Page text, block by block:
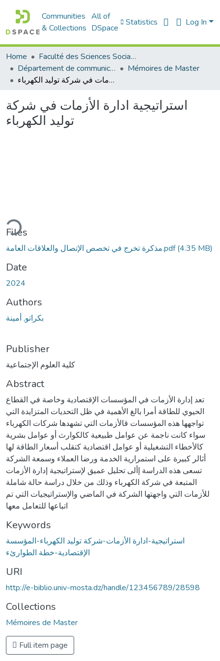
Communities
& Collections
All of
DSpace
Statistics Log In
Home
Faculté des Sciences Sociales
Département de communication
Mémoires de Master
استراتيجية ادارة الأزمات في شركة توليد الكهرباء
استراتيجية ادارة الأزمات في شركة
توليد الكهرباء
Files
مذكرة تخرج في تخصص الإتصال والعلاقات العامة.pdf(4.35 MB)
Date
2024
Authors
بكراتو, أمينة
Publisher
كلية العلوم الإجتماعية
Abstract
تعد إدارة الأزمات في المؤسسات الإقتصادية وخاصة في القطاع
الحيوي للطاقة أمرا بالغ الأهمية في ظل التحديات المتزايدة التي
تواجهها هذه المؤسسات قالأزمات التي تشهدها شركات الكهرباء
سواء كانت ناجمة عن عوامل طبيعية كالكوارث أو عوامل بشرية
كالأخطاء التشغيلية أو عوامل اقتصادية كتقلب أسعار الطاقة لها
أثالر كبيرة على استمرارية الخدمة ورضا العملاء وسمعة الشركة
تسعى هذه الدراسة إألى تحليل عميق لإستراتيجية إدارة الأزمات
المتبعة في شركة الكهرباء وذلك من خلال دراسة حالة شاملة
للأزمات التي واجهتها الشركة في الماضي والإستراتيجيات التي تم
اتباعها للتعامل معها
Keywords
استراتيجية-ادارة الأزمات-شركة توليد الكهرباء-المؤسسة
الإقتصادية-خطة الطوارئء
URI
http://e-biblio.univ-mosta.dz/handle/123456789/28598
Collections
Mémoires de Master
Full item page